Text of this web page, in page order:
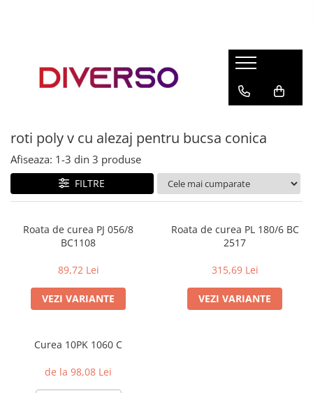
ASA
SILK
HIPS
PMMA
MULTIMATERIAL
roti poly v cu alezaj pentru bucsa conica
Afiseaza: 1-3 din 3 produse
FILTRE
Roata de curea PJ 056/8
BC1108
89,72 Lei
VEZI VARIANTE
Roata de curea PL 180/6 BC
2517
315,69 Lei
VEZI VARIANTE
Curea 10PK 1060 C
de la 98,08 Lei